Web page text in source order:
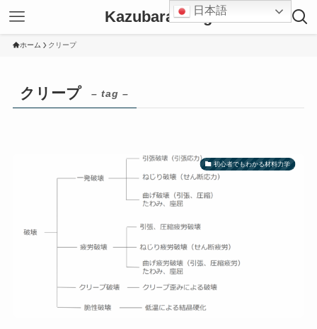
Kazubara Blog
ホーム クリープ
クリープ – tag –
初心者でもわかる材料力学
日本語